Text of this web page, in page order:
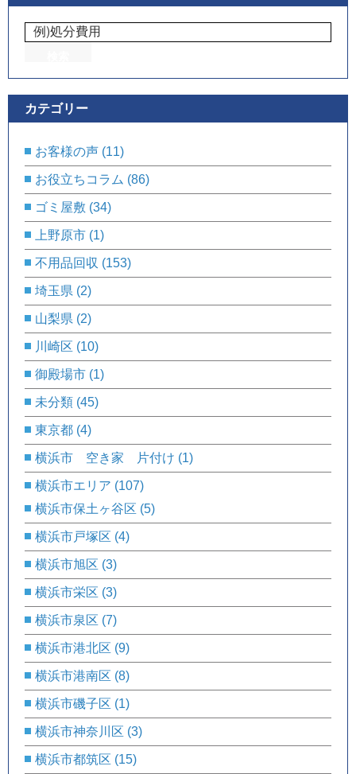
カテゴリー
お客様の声 (11)
お役立ちコラム (86)
ゴミ屋敷 (34)
上野原市 (1)
不用品回収 (153)
埼玉県 (2)
山梨県 (2)
川崎区 (10)
御殿場市 (1)
未分類 (45)
東京都 (4)
横浜市 空き家 片付け (1)
横浜市エリア (107)
横浜市保土ヶ谷区 (5)
横浜市戸塚区 (4)
横浜市旭区 (3)
横浜市栄区 (3)
横浜市泉区 (7)
横浜市港北区 (9)
横浜市港南区 (8)
横浜市磯子区 (1)
横浜市神奈川区 (3)
横浜市都筑区 (15)